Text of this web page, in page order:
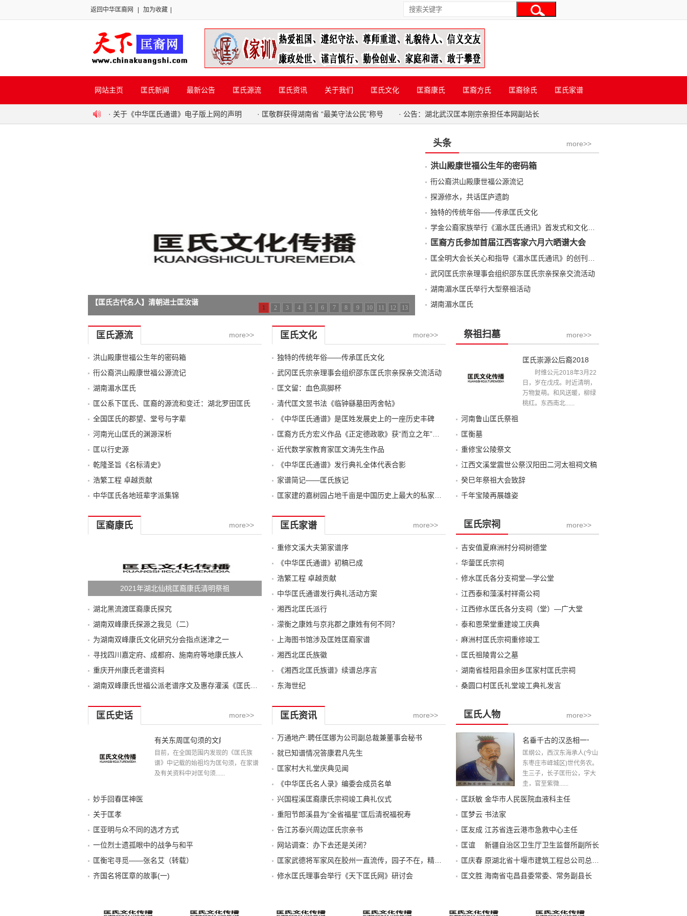
返回中华匡裔网 加为收藏
网站主页 匡氏新闻 最新公告 匡氏源流 匡氏资讯 关于我们 匡氏文化 匡裔康氏 匡裔方氏 匡裔徐氏 匡氏家谱
· 关于《中华匡氏通谱》电子版上网的声明 · 匡敬群获得湖南省 “最美守法公民”称号 · 公告：湖北武汉匡本刚宗亲担任本网副站长
-->-->-->-->-->
【匡氏古代名人】清朝进士匡汝谐
1 2 3 4 5 6 7 8 9 10 11 12 13
more>>
头条
洪山殿康世福公生年的密码箱
衎公裔洪山殿康世福公源流记
探源修水，共话匡庐遗韵
独特的传统年俗——传承匡氏文化
匡裔方氏参加首届江西客家六月六晒谱大会
武冈匡氏宗亲理事会组织邵东匡氏宗亲探亲交流活动
湖南湄水匡氏举行大型祭祖活动
湖南湄水匡氏
more>>
匡氏源流
洪山殿康世福公生年的密码箱
衎公裔洪山殿康世福公源流记
湖南湄水匡氏
匡公系下匡氏、匡裔的源流和变迁：湖北罗田匡氏
全国匡氏的郡望、堂号与字辈
河南光山匡氏的渊源深析
匡以行史源
乾隆圣旨《名标清史》
浩繁工程 卓越贡献
中华匡氏各地班辈字派集锦
more>>
匡氏文化
独特的传统年俗——传承匡氏文化
武冈匡氏宗亲理事会组织邵东匡氏宗亲探亲交流活动
匡文留：血色高脚杯
清代匡文昱书法《临钟繇墓田丙舍帖》
《中华匡氏通谱》是匡姓发展史上的一座历史丰碑
近代数学家教育家匡文涛先生作品
《中华匡氏通谱》发行典礼全体代表合影
家谱简记——匡氏族记
more>>
祭祖扫墓
匡氏崇源公后裔2018年清明祭祖文
时维公元2018年3月22
日，岁在戊戌。时近清明，
万物复萌。和风送暖，柳绿
桃红。东西南北......
河南鲁山匡氏祭祖
匡衡墓
重修宝公陵祭文
江西文溪堂震世公祭汉阳田二河太祖祠文稿
癸巳年祭祖大会致辞
千年宝陵再展雄姿
more>>
匡裔康氏
2021年湖北仙桃匡裔康氏清明祭祖
湖北黑流渡匡裔康氏探究
湖南双峰康氏探源之我见（二）
为湖南双峰康氏文化研究分会指点迷津之一
寻找四川嘉定府、成都府、施南府等地康氏族人
重庆开州康氏老谱资料
more>>
匡氏家谱
重修文溪大夫第家谱序
《中华匡氏通谱》初稿已成
浩繁工程 卓越贡献
中华匡氏通谱发行典礼活动方案
湘西北匡氏派行
濛衡之康姓与京兆郡之康姓有何不同？
上海图书馆涉及匡姓匡裔家谱
湘西北匡氏族徽
《湘西北匡氏族谱》续谱总序言
东海世纪
more>>
匡氏宗祠
吉安值夏麻洲村分祠树德堂
华蓥匡氏宗祠
修水匡氏各分支祠堂—学公堂
江西泰和藻溪村祥斋公祠
江西修水匡氏各分支祠（堂）—广大堂
泰和恩荣堂重建竣工庆典
麻洲村匡氏宗祠重修竣工
匡氏祖陵胄公之墓
湖南省桂阳县余田乡匡家村匡氏宗祠
桑圆口村匡氏礼堂竣工典礼发言
more>>
匡氏史话
有关东周匡句须的文献记载
目前，在全国范围内发现的《匡氏族
谱》中记载的始祖均为匡句须，在家谱
及有关资料中对匡句须......
妙手回春匡神医
关于匡孝
匡亚明与众不同的选才方式
一位烈士遗孤眼中的战争与和平
匡衡宅寻觅——张名艾（转载）
齐国名将匡章的故事(一)
more>>
匡氏资讯
万通地产:聘任匡娜为公司副总裁兼董事会秘书
就已知谱情况答康君凡先生
匡家村大礼堂庆典见闻
《中华匡氏名人录》编委会成员名单
兴国程溪匡裔康氏宗祠竣工典礼仪式
重阳节郎溪县为“全省福星”匡后清祝福祝寿
告江苏泰兴周边匡氏宗亲书
网站调查：办下去还是关闭？
修水匡氏理事会举行《天下匡氏网》研讨会
more>>
匡氏人物
名垂千古的汉丞相一一匡衡公
匡纲公，西汉东海承人(今山
东枣庄市峄城区)世代务农。
生三子，长子匡衎公，字大
圭，官至紫微......
匡跃敏 金华市人民医院血液科主任
匡梦云 书法家
匡友成 江苏省连云港市急救中心主任
匡谊 新疆自治区卫生厅卫生监督所副所长
匡文胜 海南省屯昌县委常委、常务副县长